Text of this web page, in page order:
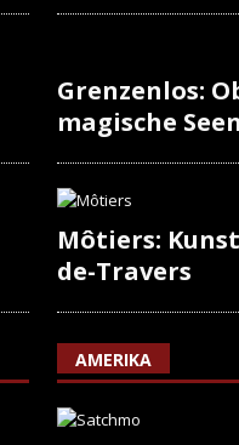
Grenzenlos:
magische Seen
Môtiers:
de-Travers
AMERIKA